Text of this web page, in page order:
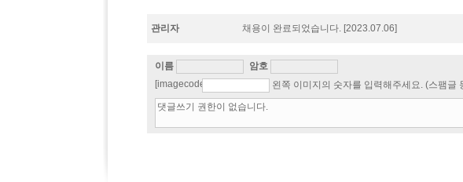
관리자 채용이 완료되었습니다. [2023.07.06]
이름
암호
[imagecode]
왼쪽 이미지의 숫자를 입력해주세요. (스팸글